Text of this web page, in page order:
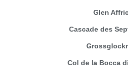
Glen
Cascade des
Col de la Bocca